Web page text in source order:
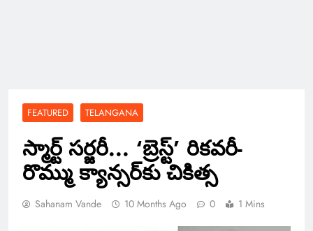
FEATURED TELANGANA
స్మార్ట్ సర్జరీ.‌‌.. ‘బ్రెస్ట్’ రికవరీ-
రొమ్ము క్యాన్సర్‌కు చికిత్స
Sahanam Vande 10 Months Ago 0 1 Mins